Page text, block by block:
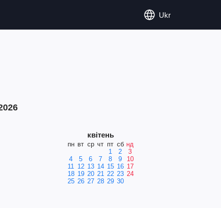
Ukr
квітень
пн вт ср чт пт сб нд
1
2
3
4
5 6 7 8 9
10
11 12 13 14 15 16 17
18 19 20 21 22 23 24
25 26 27 28 29 30